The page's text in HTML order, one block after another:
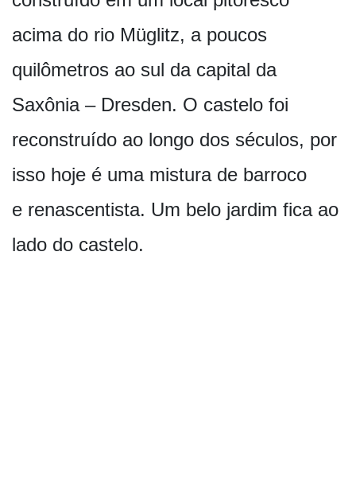
acima do rio Müglitz, a poucos
quilômetros ao sul da capital da
Saxônia – Dresden. O castelo foi
reconstruído ao longo dos séculos, por
isso hoje é uma mistura de barroco
e renascentista. Um belo jardim fica ao
lado do castelo.